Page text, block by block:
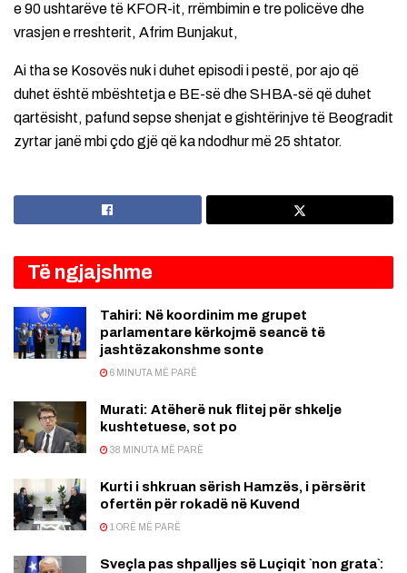
e 90 ushtarëve të KFOR-it, rrëmbimin e tre policëve dhe
vrasjen e rreshterit, Afrim Bunjakut,
Ai tha se Kosovës nuk i duhet episodi i pestë, por ajo që
duhet është mbështetja e BE-së dhe SHBA-së që duhet
qartësisht, pafund sepse shenjat e gishtërinjve të Beogradit
zyrtar janë mbi çdo gjë që ka ndodhur më 25 shtator.
Të ngjajshme
Tahiri: Në koordinim me grupet
parlamentare kërkojmë seancë të
jashtëzakonshme sonte
6 MINUTA MË PARË
Murati: Atëherë nuk flitej për shkelje
kushtetuese, sot po
38 MINUTA MË PARË
Kurti i shkruan sërish Hamzës, i përsërit
ofertën për rokadë në Kuvend
1 ORË MË PARË
Sveçla pas shpalljes së Luçiqit `non grata`: